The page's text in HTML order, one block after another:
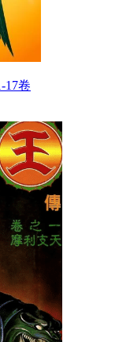
17卷